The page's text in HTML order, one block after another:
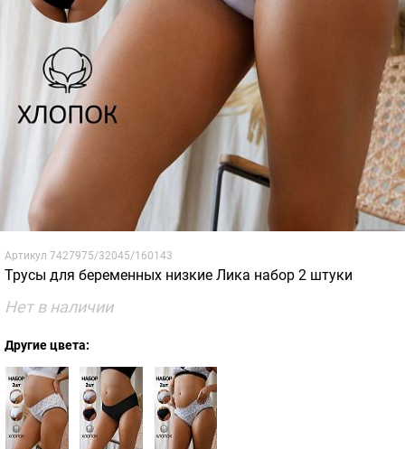
Артикул 7427975/32045/160143
Трусы для беременных низкие Лика набор 2 штуки
Нет в наличии
Другие цвета: